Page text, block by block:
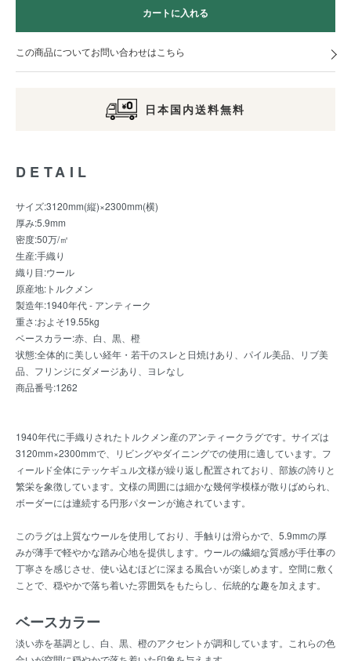
カートに入れる
この商品についてお問い合わせはこちら
日本国内送料無料
DETAIL
サイズ:3120mm(縦)×2300mm(横)
厚み:5.9mm
密度:50万/㎡
生産:手織り
織り目:ウール
原産地:トルクメン
製造年:1940年代 - アンティーク
重さ:およそ19.55kg
ベースカラー:赤、白、黒、橙
状態:全体的に美しい経年・若干のスレと日焼けあり、パイル美品、リブ美
品、フリンジにダメージあり、ヨレなし
商品番号:1262
1940年代に手織りされたトルクメン産のアンティークラグです。サイズは
3120mm×2300mmで、リビングやダイニングでの使用に適しています。フ
ィールド全体にテッケギュル文様が繰り返し配置されており、部族の誇りと
繁栄を象徴しています。文様の周囲には細かな幾何学模様が散りばめられ、
ボーダーには連続する円形パターンが施されています。
このラグは上質なウールを使用しており、手触りは滑らかで、5.9mmの厚
みが薄手で軽やかな踏み心地を提供します。ウールの繊細な質感が手仕事の
丁寧さを感じさせ、使い込むほどに深まる風合いが楽しめます。空間に敷く
ことで、穏やかで落ち着いた雰囲気をもたらし、伝統的な趣を加えます。
ベースカラー
淡い赤を基調とし、白、黒、橙のアクセントが調和しています。これらの色